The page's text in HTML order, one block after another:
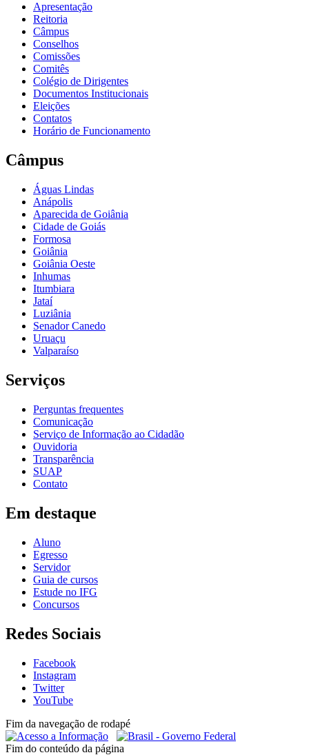
Apresentação
Reitoria
Câmpus
Conselhos
Comissões
Comitês
Colégio de Dirigentes
Documentos Institucionais
Eleições
Contatos
Horário de Funcionamento
Câmpus
Águas Lindas
Anápolis
Aparecida de Goiânia
Cidade de Goiás
Formosa
Goiânia
Goiânia Oeste
Inhumas
Itumbiara
Jataí
Luziânia
Senador Canedo
Uruaçu
Valparaíso
Serviços
Perguntas frequentes
Comunicação
Serviço de Informação ao Cidadão
Ouvidoria
Transparência
SUAP
Contato
Em destaque
Aluno
Egresso
Servidor
Guia de cursos
Estude no IFG
Concursos
Redes Sociais
Facebook
Instagram
Twitter
YouTube
Fim da navegação de rodapé
Fim do conteúdo da página